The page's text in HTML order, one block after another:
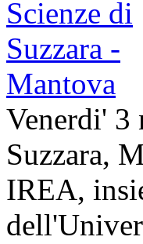
Venerdi' 3
Suzzara,
IREA,